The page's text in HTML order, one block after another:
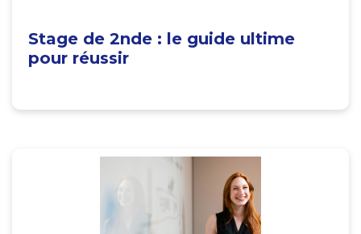
Stage de 2nde : le guide ultime
pour réussir